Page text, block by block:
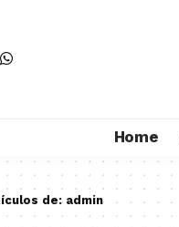
Home
de: admin